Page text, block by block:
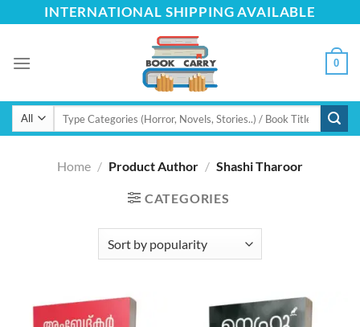
to
INTERNATIONAL SHIPPING AVAILABLE
0
Search
Home / Product Author / Shashi Tharoor
CATEGORIES